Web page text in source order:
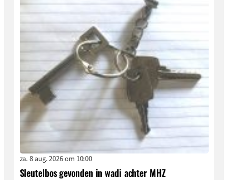
za. 8 aug. 2026 om 10:00
Sleutelbos gevonden in wadi achter MHZ